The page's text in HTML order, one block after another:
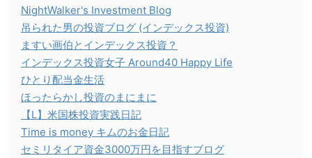
NightWalker's Investment Blog
吊られた男の投資ブログ (インデックス投資)
ますい画伯とインデックス投資？
インデックス投資女子 Around40 Happy Life
ひとり配当金生活
ほったらかし投資のまにまに
【L】米国株投資実践日記
Time is money キムのお金日記
セミリタイア資金3000万円を目指すブログ